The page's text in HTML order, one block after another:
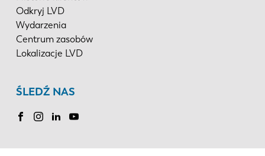
Odkryj LVD
Wydarzenia
Centrum zasobów
Lokalizacje LVD
ŚLEDŹ NAS